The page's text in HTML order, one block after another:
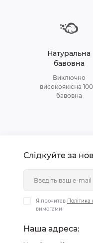
Натуральна
бавовна
Виключно
високоякісна
бавовна
Слідкуйте за
Я прочитав Політика
вимогами
Наша адреса: